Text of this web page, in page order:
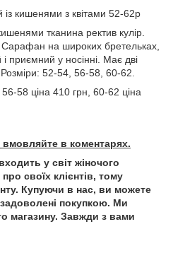
кишенями з квітами 52-62р
тканина ректив кулір.
на широких бретельках,
приємний у носінні. Має дві
52-54, 56-58, 60-62.
58 ціна 410 грн, 60-62 ціна
вмовляйте в коментарях.
у світ жіночого
своїх клієнтів, тому
Купуючи в нас, ви можете
покупкою. Ми
магазину. Завжди з вами